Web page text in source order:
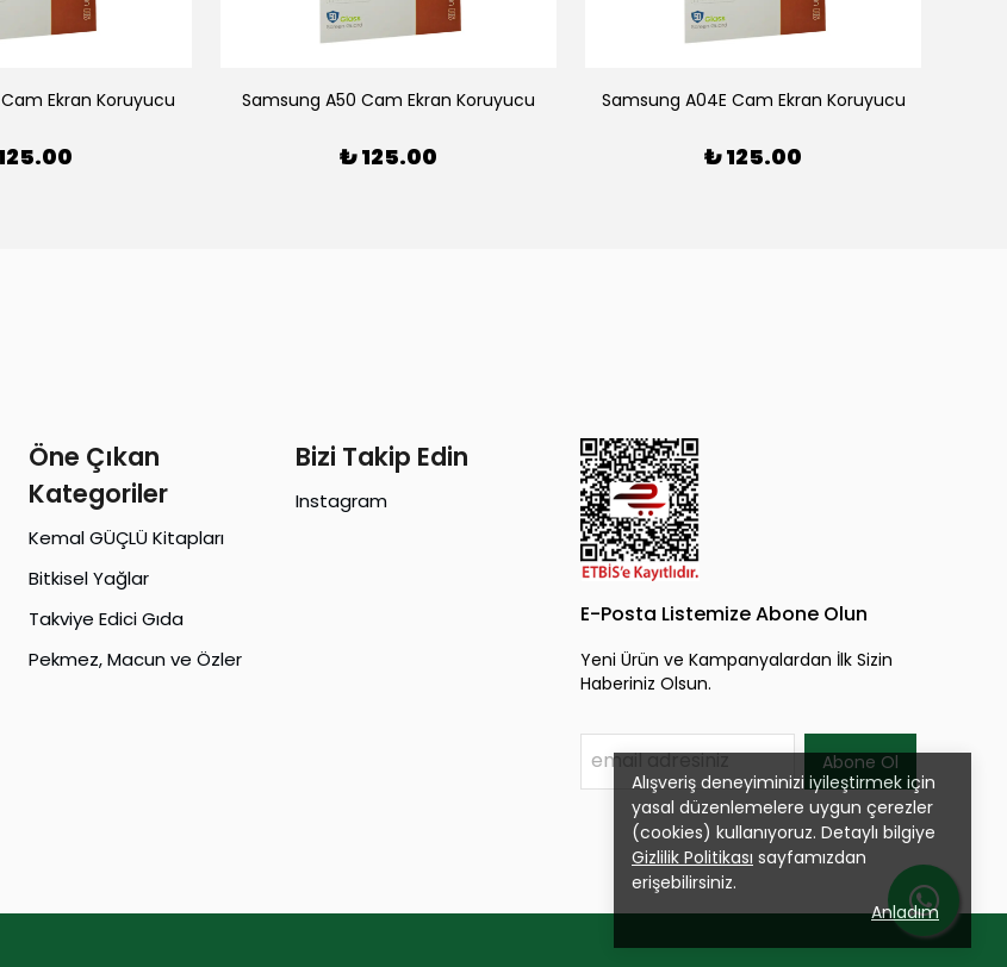
Alışveriş deneyiminizi iyileştirmek için
yasal düzenlemelere uygun çerezler
(cookies) kullanıyoruz. Detaylı bilgiye
Gizlilik Politikası sayfamızdan
erişebilirsiniz.
Anladım
Ekran Koruyucu Samsung A50 Cam Ekran Koruyucu
₺ 125.00
Samsung A04E Cam Ekran Koruyucu
₺ 125.00
Öne Çıkan
Kategoriler
Kemal GÜÇLÜ Kitapları
Bitkisel Yağlar
Takviye Edici Gıda
Pekmez, Macun ve Özler
Bizi Takip Edin
Instagram
E-Posta Listemize Abone Olun
Yeni Ürün ve Kampanyalardan İlk Sizin
Haberiniz Olsun.
Abone Ol